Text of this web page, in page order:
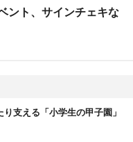
ント、サインチェキな
支える「小学生の甲子園」